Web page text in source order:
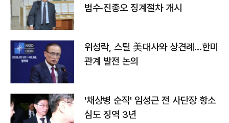
범수·진종오 징계절차 개시
위성락, 스틸 美대사와 상견례…한미
관계 발전 논의
'채상병 순직' 임성근 전 사단장 항소
심도 징역 3년